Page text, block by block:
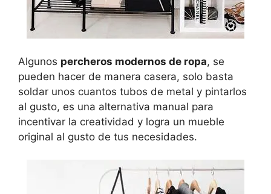
Algunos percheros modernos de ropa, se
pueden hacer de manera casera, solo basta
soldar unos cuantos tubos de metal y pintarlos
al gusto, es una alternativa manual para
incentivar la creatividad y logra un mueble
original al gusto de tus necesidades.